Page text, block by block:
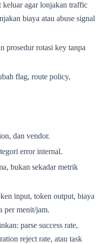
keluar agar lonjakan traffic
biaya atau abuse signal
prosedur rotasi key tanpa
flag, route policy,
dan vendor.
error internal.
bukan sekadar metrik
input, token output, biaya
per menit/jam.
parse success rate,
reject rate, atau task